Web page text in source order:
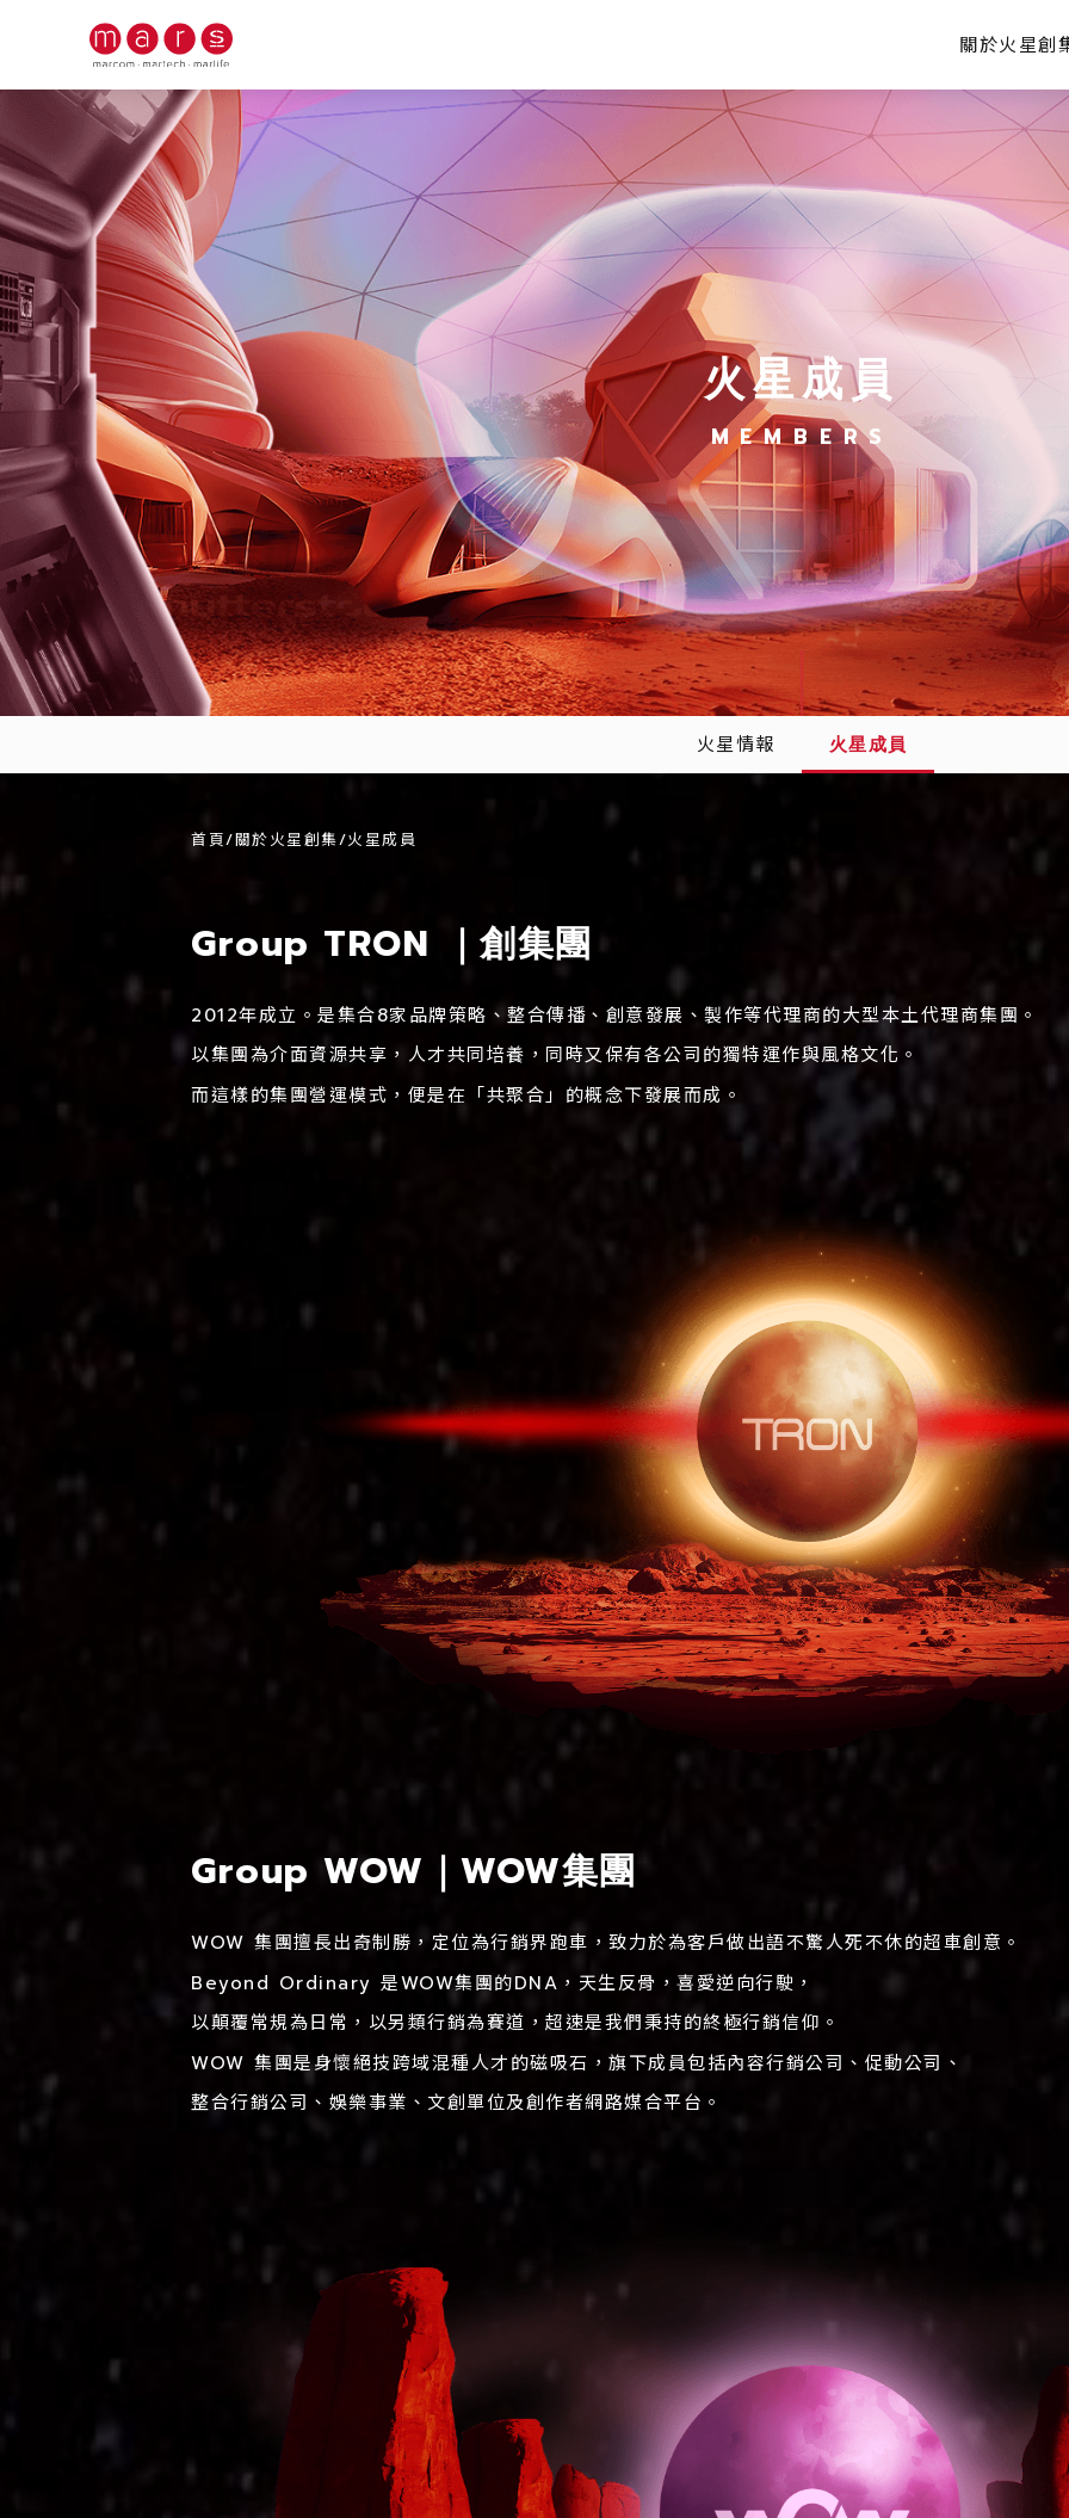
關於火星創
火星成員
MEMBERS
火星情報 火星成員
首頁/關於火星創集/火星成員
Group TRON ｜創集團
2012年成立。是集合8家品牌策略、整合傳播、創意發展、製作等代理商的大型本土代理商集團。
以集團為介面資源共享，人才共同培養，同時又保有各公司的獨特運作與風格文化。
而這樣的集團營運模式，便是在「共聚合」的概念下發展而成。
Group WOW｜WOW集團
WOW 集團擅長出奇制勝，定位為行銷界跑車，致力於為客戶做出語不驚人死不休的超車創意。
Beyond Ordinary 是WOW集團的DNA，天生反骨，喜愛逆向行駛，
以顛覆常規為日常，以另類行銷為賽道，超速是我們秉持的終極行銷信仰。
WOW 集團是身懷絕技跨域混種人才的磁吸石，旗下成員包括內容行銷公司、促動公司、
整合行銷公司、娛樂事業、文創單位及創作者網路媒合平台。